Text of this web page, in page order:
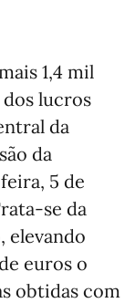
1,4 mil
lucros
da
da
5 de
se da
elevando
euros o
obtidas com